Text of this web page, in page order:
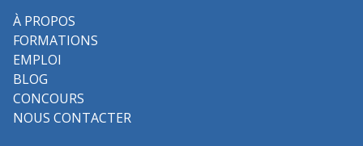
À PROPOS
FORMATIONS
EMPLOI
BLOG
CONCOURS
NOUS CONTACTER